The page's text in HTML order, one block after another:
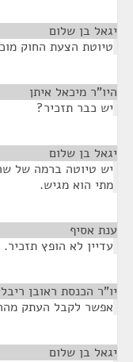
יגאל בן שלום
טיוטת הצעת החוק
היו"ר מיכאל איתן
יש כבר תזכיר?
יגאל בן שלום
יש טיוטה ברמה של
מתי הוא מגיש.
ענת אסיף
עדיין לא הופץ תזכיר.
יו"ר הכנסת ראובן
אפשר לקבל העתק
יגאל בן שלום